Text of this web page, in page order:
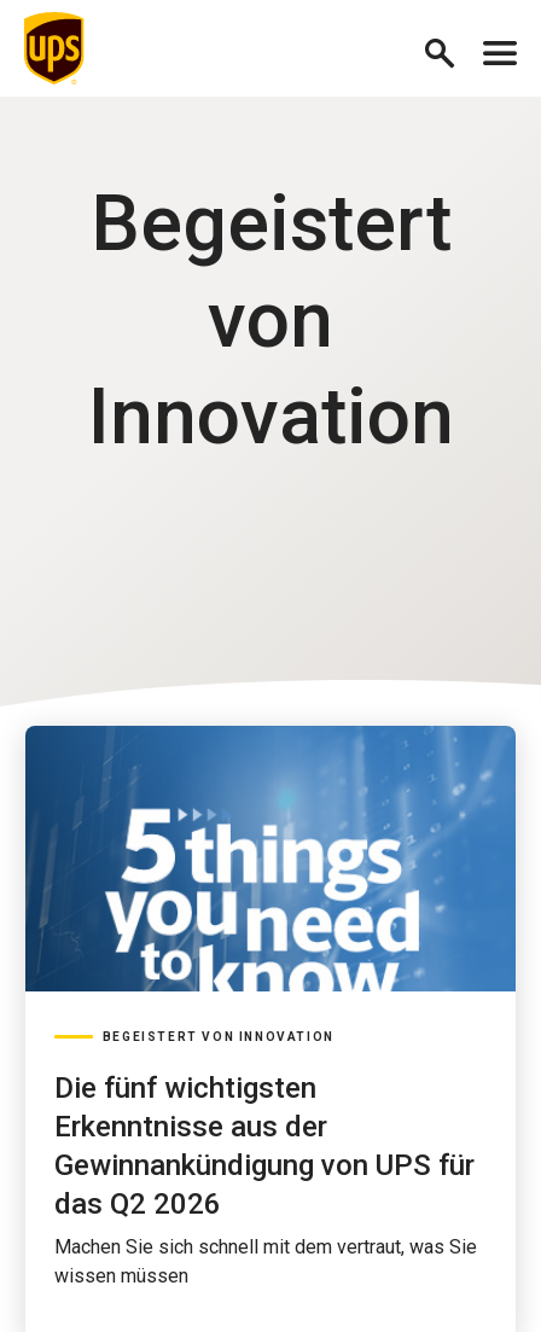
Begeistert
von
Innovation
BEGEISTERT VON INNOVATION
Die fünf wichtigsten
Erkenntnisse aus der
Gewinnankündigung von UPS für
das Q2 2026
Machen Sie sich schnell mit dem vertraut, was Sie
wissen müssen